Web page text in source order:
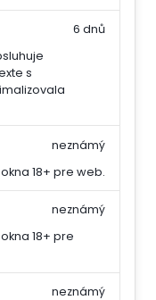
s
6 dnů
18+ pre web.
neznámý
18+ pre
neznámý
neznámý